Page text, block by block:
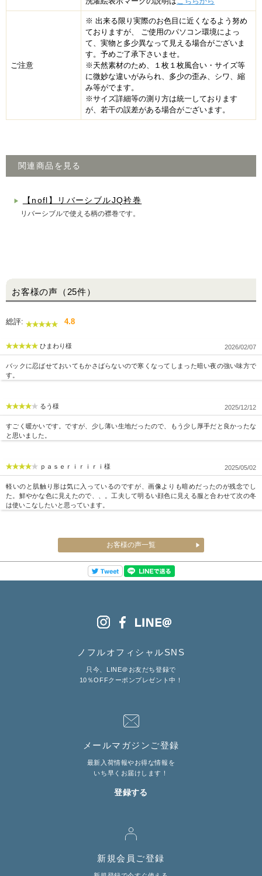
ご注意
※ 出来る限り実際のお色目に近くなるよう努め
ておりますが、 ご使用のパソコン環境によっ
て、実物と多少異なって見える場合がございま
す。予めご了承下さいませ。
※天然素材のため、１枚１枚風合い・サイズ等
に微妙な違いがみられ、多少の歪み、シワ、縮
み等がでます。
※サイズ詳細等の測り方は統一しております
が、若干の誤差がある場合がございます。
関連商品を見る
▶ 【nofl】リバーシブルJQ衿巻
リバーシブルで使える柄の襟巻です。
お客様の声（25件）
総評: 4.8
ひまわり様 2026/02/07
バックに忍ばせておいてもかさばらないので寒くなってしまった暗い夜の強い味方で
す。
るう様 2025/12/12
すごく暖かいです。ですが、少し薄い生地だったので、もう少し厚手だと良かったな
と思いました。
ｐａｓｅｒｉｒｉｒｉ様 2025/05/02
軽いのと肌触り形は気に入っているのですが、画像よりも暗めだったのが残念でし
た。鮮やかな色に見えたので、、。工夫して明るい顔色に見える服と合わせて次の冬
は使いこなしたいと思っています。
お客様の声一覧
ノフルオフィシャルSNS
只今、LINE＠お友だち登録で
10％OFFクーポンプレゼント中！
メールマガジンご登録
最新入荷情報やお得な情報を
いち早くお届けします！
登録する
新規会員ご登録